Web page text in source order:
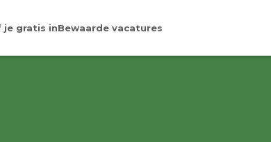
je gratis inBewaarde vacatures